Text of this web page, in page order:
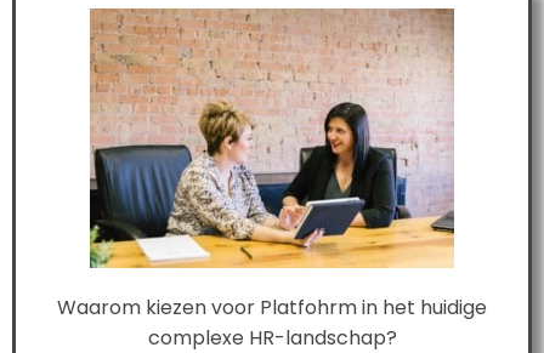
Waarom kiezen voor Platfohrm in het huidige
complexe HR-landschap?